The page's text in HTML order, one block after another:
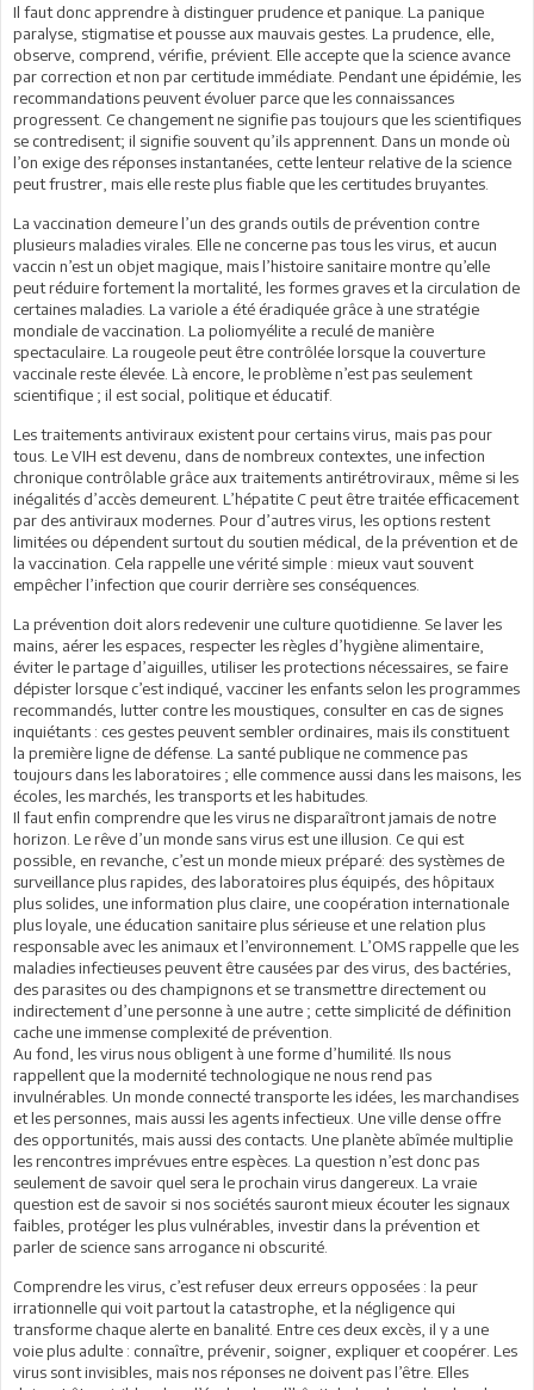
Il faut donc apprendre à distinguer prudence et panique. La panique
paralyse, stigmatise et pousse aux mauvais gestes. La prudence, elle,
observe, comprend, vérifie, prévient. Elle accepte que la science avance
par correction et non par certitude immédiate. Pendant une épidémie, les
recommandations peuvent évoluer parce que les connaissances
progressent. Ce changement ne signifie pas toujours que les scientifiques
se contredisent; il signifie souvent qu’ils apprennent. Dans un monde où
l’on exige des réponses instantanées, cette lenteur relative de la science
peut frustrer, mais elle reste plus fiable que les certitudes bruyantes.
La vaccination demeure l’un des grands outils de prévention contre
plusieurs maladies virales. Elle ne concerne pas tous les virus, et aucun
vaccin n’est un objet magique, mais l’histoire sanitaire montre qu’elle
peut réduire fortement la mortalité, les formes graves et la circulation de
certaines maladies. La variole a été éradiquée grâce à une stratégie
mondiale de vaccination. La poliomyélite a reculé de manière
spectaculaire. La rougeole peut être contrôlée lorsque la couverture
vaccinale reste élevée. Là encore, le problème n’est pas seulement
scientifique ; il est social, politique et éducatif.
Les traitements antiviraux existent pour certains virus, mais pas pour
tous. Le VIH est devenu, dans de nombreux contextes, une infection
chronique contrôlable grâce aux traitements antirétroviraux, même si les
inégalités d’accès demeurent. L’hépatite C peut être traitée efficacement
par des antiviraux modernes. Pour d’autres virus, les options restent
limitées ou dépendent surtout du soutien médical, de la prévention et de
la vaccination. Cela rappelle une vérité simple : mieux vaut souvent
empêcher l’infection que courir derrière ses conséquences.
La prévention doit alors redevenir une culture quotidienne. Se laver les
mains, aérer les espaces, respecter les règles d’hygiène alimentaire,
éviter le partage d’aiguilles, utiliser les protections nécessaires, se faire
dépister lorsque c’est indiqué, vacciner les enfants selon les programmes
recommandés, lutter contre les moustiques, consulter en cas de signes
inquiétants : ces gestes peuvent sembler ordinaires, mais ils constituent
la première ligne de défense. La santé publique ne commence pas
toujours dans les laboratoires ; elle commence aussi dans les maisons, les
écoles, les marchés, les transports et les habitudes.
Il faut enfin comprendre que les virus ne disparaîtront jamais de notre
horizon. Le rêve d’un monde sans virus est une illusion. Ce qui est
possible, en revanche, c’est un monde mieux préparé: des systèmes de
surveillance plus rapides, des laboratoires plus équipés, des hôpitaux
plus solides, une information plus claire, une coopération internationale
plus loyale, une éducation sanitaire plus sérieuse et une relation plus
responsable avec les animaux et l’environnement. L’OMS rappelle que les
maladies infectieuses peuvent être causées par des virus, des bactéries,
des parasites ou des champignons et se transmettre directement ou
indirectement d’une personne à une autre ; cette simplicité de définition
cache une immense complexité de prévention.
Au fond, les virus nous obligent à une forme d’humilité. Ils nous
rappellent que la modernité technologique ne nous rend pas
invulnérables. Un monde connecté transporte les idées, les marchandises
et les personnes, mais aussi les agents infectieux. Une ville dense offre
des opportunités, mais aussi des contacts. Une planète abîmée multiplie
les rencontres imprévues entre espèces. La question n’est donc pas
seulement de savoir quel sera le prochain virus dangereux. La vraie
question est de savoir si nos sociétés sauront mieux écouter les signaux
faibles, protéger les plus vulnérables, investir dans la prévention et
parler de science sans arrogance ni obscurité.
Comprendre les virus, c’est refuser deux erreurs opposées : la peur
irrationnelle qui voit partout la catastrophe, et la négligence qui
transforme chaque alerte en banalité. Entre ces deux excès, il y a une
voie plus adulte : connaître, prévenir, soigner, expliquer et coopérer. Les
virus sont invisibles, mais nos réponses ne doivent pas l’être. Elles